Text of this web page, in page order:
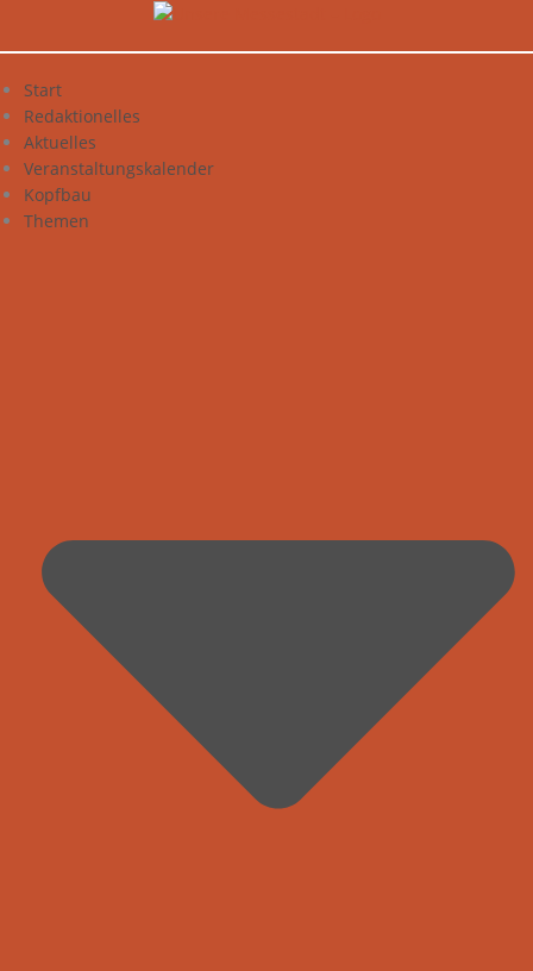
Start
Redaktionelles
Aktuelles
Veranstaltungskalender
Kopfbau
Themen